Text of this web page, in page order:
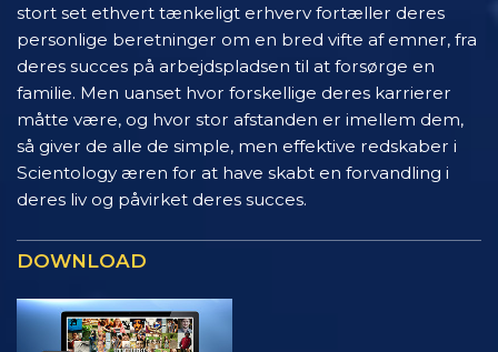
stort set ethvert tænkeligt erhverv fortæller deres
personlige beretninger om en bred vifte af emner, fra
deres succes på arbejdspladsen til at forsørge en
familie. Men uanset hvor forskellige deres karrierer
måtte være, og hvor stor afstanden er imellem dem,
så giver de alle de simple, men effektive redskaber i
Scientology æren for at have skabt en forvandling i
deres liv og påvirket deres succes.
DOWNLOAD